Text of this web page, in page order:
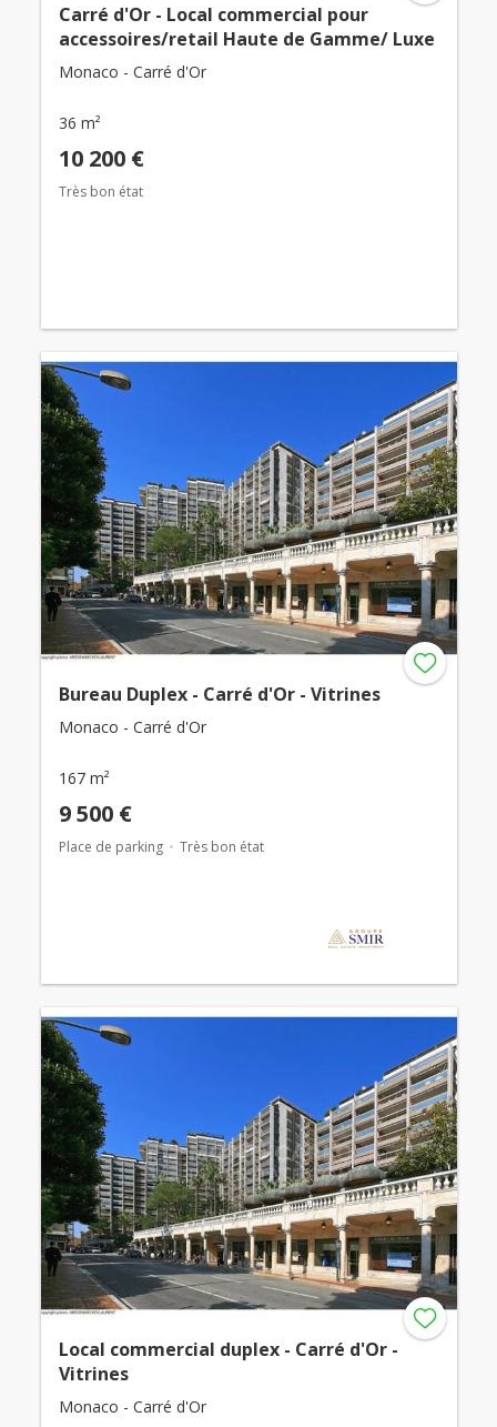
Carré d'Or - Local commercial pour
accessoires/retail Haute de Gamme/ Luxe
Monaco - Carré d'Or
36 m²
10 200 €
Très bon état
Bureau Duplex - Carré d'Or - Vitrines
Monaco - Carré d'Or
167 m²
9 500 €
Place de parking Très bon état
Local commercial duplex - Carré d'Or -
Vitrines
Monaco - Carré d'Or